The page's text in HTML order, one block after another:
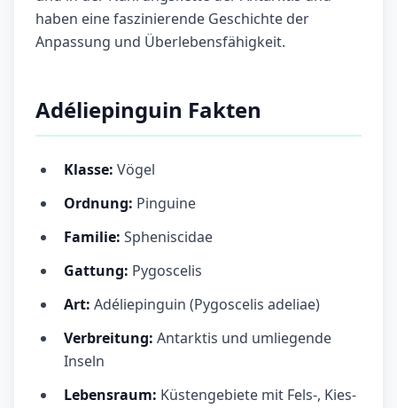
haben eine faszinierende Geschichte der
Anpassung und Überlebensfähigkeit.
Adéliepinguin Fakten
Klasse: Vögel
Ordnung: Pinguine
Familie: Spheniscidae
Gattung: Pygoscelis
Art: Adéliepinguin (Pygoscelis adeliae)
Verbreitung: Antarktis und umliegende
Inseln
Lebensraum: Küstengebiete mit Fels-, Kies-